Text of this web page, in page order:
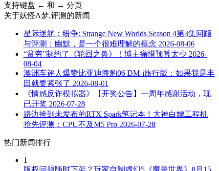
支持键盘 ← 和 → 分页
关于妖怪A梦,评测 的新闻
星际迷航：纷争: Strange New Worlds Season 4第3集回顾
与评测：幽默，是一个很难理解的概念 2026-08-06
“贫穷”制约了《轮回之兽》！博主痛惜预算太少 2026-
08-04
澳洲车评人爆赞比亚迪海豹06 DM-i旅行版：如果我是丰
田就要紧张了 2026-08-01
《情感反诈模拟器》【开奖公告】一周年感谢活动，现
已开奖 2026-07-28
路边捡到未发布的RTX Spark笔记本！大神白嫖工程机
抢先评测：CPU不及M5 Pro 2026-07-28
热门新闻排行
1
版权问题随时下架？玩家自制虚幻5《魔兽世界》8月15